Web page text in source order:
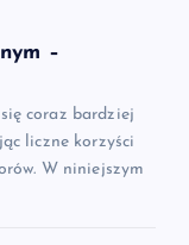
–
coraz bardziej
liczne korzyści
W niniejszym